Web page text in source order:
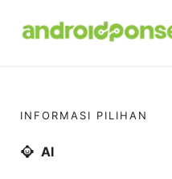
INFORMASI PILIHAN
AI